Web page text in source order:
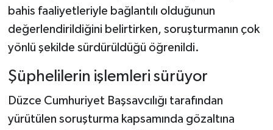
bahis faaliyetleriyle bağlantılı olduğunun
değerlendirildiğini belirtirken, soruşturmanın çok
yönlü şekilde sürdürüldüğü öğrenildi.
Şüphelilerin işlemleri sürüyor
Düzce Cumhuriyet Başsavcılığı tarafından
yürütülen soruşturma kapsamında gözaltına